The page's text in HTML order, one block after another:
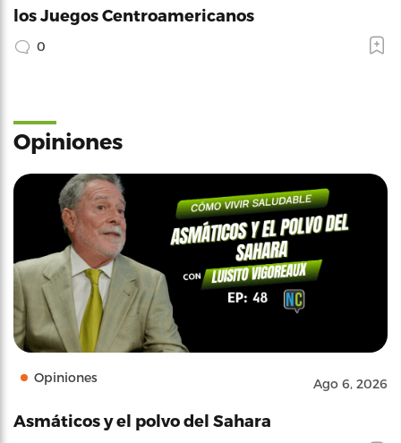
los Juegos Centroamericanos
0
Opiniones
Opiniones Ago 6, 2026
Asmáticos y el polvo del Sahara